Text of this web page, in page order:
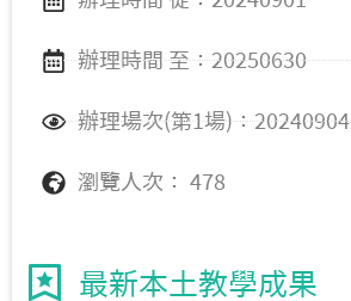
辦理時間 至：20250630
辦理場次(第1場)：20240904
瀏覽人次： 478
最新本土教學成果